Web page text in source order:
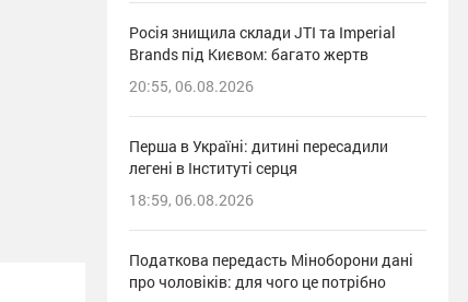
Росія знищила склади JTI та Imperial
Brands під Києвом: багато жертв
20:55, 06.08.2026
Перша в Україні: дитині пересадили
легені в Інституті серця
18:59, 06.08.2026
Податкова передасть Міноборони дані
про чоловіків: для чого це потрібно